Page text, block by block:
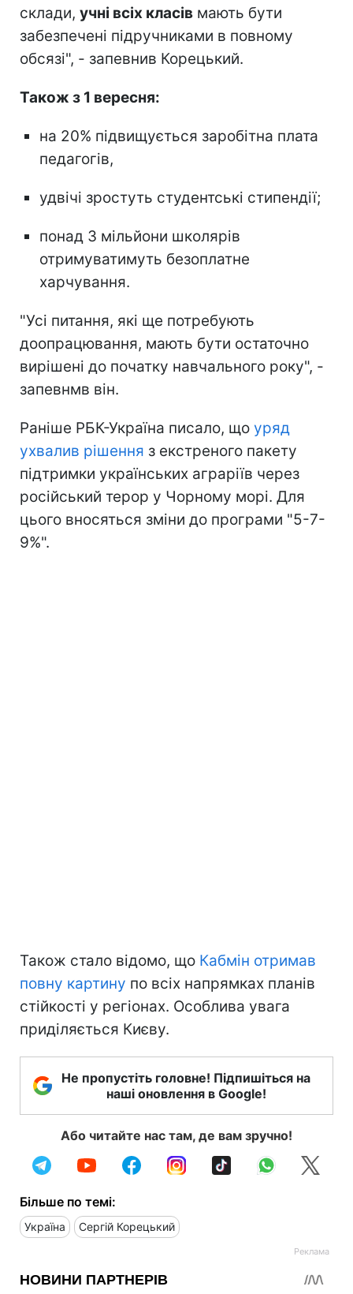
склади, учні всіх класів мають бути
забезпечені підручниками в повному
обсязі", - запевнив Корецький.
Також з 1 вересня:
на 20% підвищується заробітна плата
педагогів,
удвічі зростуть студентські стипендії;
понад 3 мільйони школярів
отримуватимуть безоплатне
харчування.
"Усі питання, які ще потребують
доопрацювання, мають бути остаточно
вирішені до початку навчального року", -
запевнмв він.
Раніше РБК-Україна писало, що уряд
ухвалив рішення з екстреного пакету
підтримки українських аграріїв через
російський терор у Чорному морі. Для
цього вносяться зміни до програми "5-7-
9%".
Також стало відомо, що Кабмін отримав
повну картину по всіх напрямках планів
стійкості у регіонах. Особлива увага
приділяється Києву.
Не пропустіть головне! Підпишіться на
наші оновлення в Google!
Або читайте нас там, де вам зручно!
Більше по темі:
Україна Сергій Корецький